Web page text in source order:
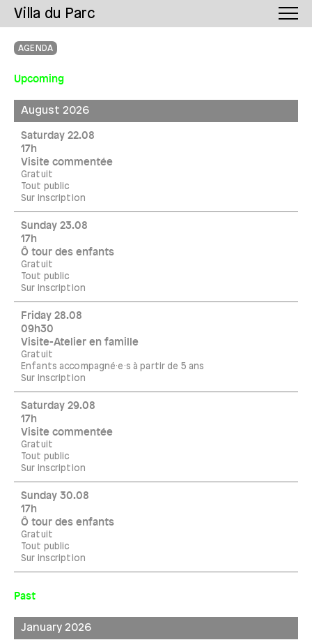
Villa du Parc
AGENDA
Upcoming
August 2026
Saturday 22.08
17h
Visite commentée
Gratuit
Tout public
Sur inscription
Sunday 23.08
17h
Ô tour des enfants
Gratuit
Tout public
Sur inscription
Friday 28.08
09h30
Visite-Atelier en famille
Gratuit
Enfants accompagné·e·s à partir de 5 ans
Sur inscription
Saturday 29.08
17h
Visite commentée
Gratuit
Tout public
Sur inscription
Sunday 30.08
17h
Ô tour des enfants
Gratuit
Tout public
Sur inscription
Past
January 2026